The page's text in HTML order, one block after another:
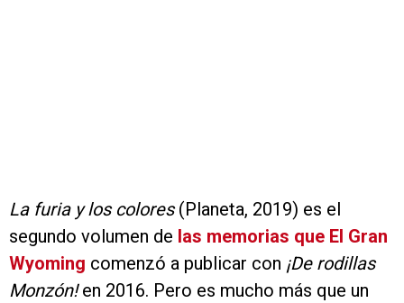
La furia y los colores(Planeta, 2019) es el
segundo volumen de las memorias que El Gran
Wyoming comenzó a publicar con ¡De rodillas
Monzón!en 2016. Pero es mucho más que un